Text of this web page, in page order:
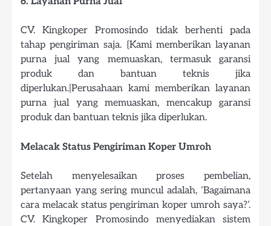
CV. Kingkoper Promosindo tidak berhenti pada
tahap pengiriman saja. {Kami memberikan layanan
purna jual yang memuaskan, termasuk garansi
produk dan bantuan teknis jika
diperlukan.|Perusahaan kami memberikan layanan
purna jual yang memuaskan, mencakup garansi
produk dan bantuan teknis jika diperlukan.
Melacak Status Pengiriman Koper Umroh
Setelah menyelesaikan proses pembelian,
pertanyaan yang sering muncul adalah, ‘Bagaimana
cara melacak status pengiriman koper umroh saya?’.
CV. Kingkoper Promosindo menyediakan sistem